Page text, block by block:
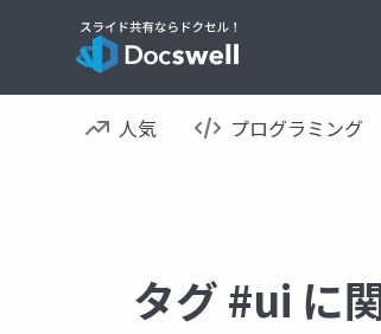
人気 プログラミング
タグ #ui に